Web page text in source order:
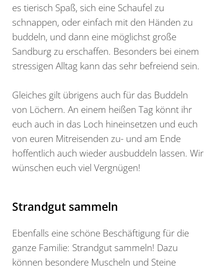
es tierisch Spaß, sich eine Schaufel zu
schnappen, oder einfach mit den Händen zu
buddeln, und dann eine möglichst große
Sandburg zu erschaffen. Besonders bei einem
stressigen Alltag kann das sehr befreiend sein.
Gleiches gilt übrigens auch für das Buddeln
von Löchern. An einem heißen Tag könnt ihr
euch auch in das Loch hineinsetzen und euch
von euren Mitreisenden zu- und am Ende
hoffentlich auch wieder ausbuddeln lassen. Wir
wünschen euch viel Vergnügen!
Strandgut sammeln
Ebenfalls eine schöne Beschäftigung für die
ganze Familie: Strandgut sammeln! Dazu
können besondere Muscheln und Steine